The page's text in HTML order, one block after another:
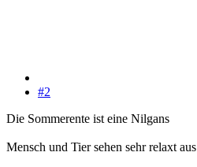
#2
Die Sommerente ist eine Nilgans
Mensch und Tier sehen sehr relaxt aus